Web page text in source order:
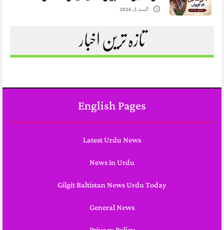
اگست 5, 2026
تازہ ترین اخبار
English Pages
Latest Urdu News
News in Urdu
Gilgit Baltistan News Urdu Today
General News